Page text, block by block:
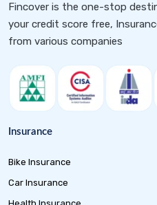
Fincover is the one-stop
your credit score free,
from various companies
Insurance
Bike Insurance
Car Insurance